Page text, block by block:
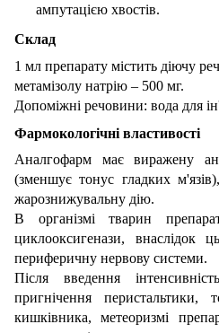
ампутацією хвостів.
Склад
1 мл препарату містить діючу
метамізолу натрію – 500 мг.
Допоміжні речовини: вода для
Фармокологічні властивості
Аналгофарм має виражену
(зменшує тонус гладких
жарознижувальну дію.
В організмі тварин
циклооксигенази, внаслідок
периферичну нервову системи.
Після введення
пригнічення перистальтики,
кишківника, метеоризмі